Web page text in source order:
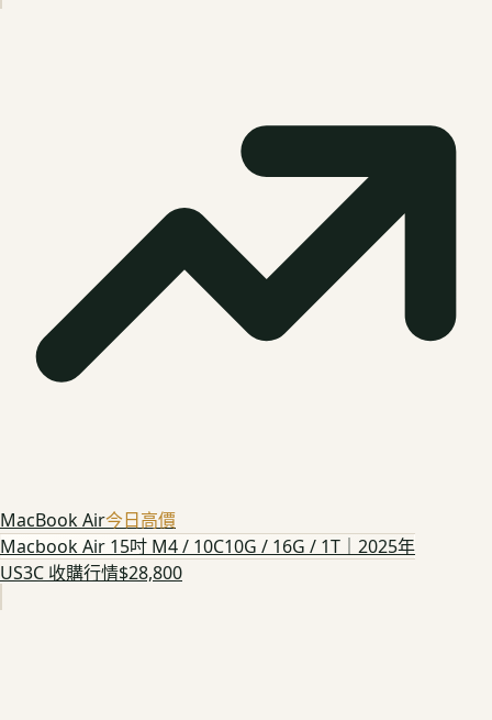
MacBook Air今日高價
Macbook Air 15吋 M4 / 10C10G / 16G / 1T｜2025年
US3C 收購行情$28,800